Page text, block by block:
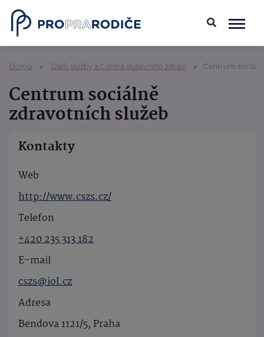
Domů Další služby a Centra duševního zdraví Centrum
Centrum sociálně
zdravotních služeb
Kontakty
Web
http://www.cszs.cz/
Telefon
+420 235 313 182
E-mail
cszs@iol.cz
Adresa
Bendova 1121/5, Praha